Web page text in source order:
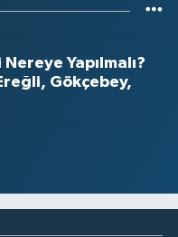
Yapılmalı?
Gökçebey,